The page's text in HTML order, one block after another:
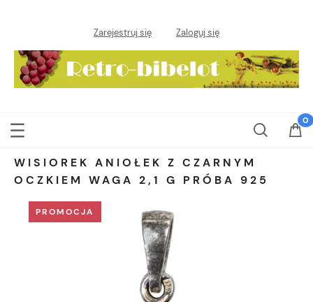
Zarejestruj się Zaloguj się
WISIOREK ANIOŁEK Z CZARNYM
OCZKIEM WAGA 2,1 G PRÓBA 925
PROMOCJA